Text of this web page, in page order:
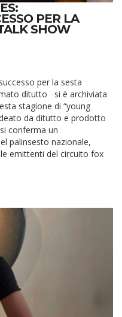
PER LA
SHOW
per la sesta
ditutto si è archiviata
stagione di “young
da ditutto e prodotto
conferma un
palinsesto nazionale,
emittenti del circuito fox